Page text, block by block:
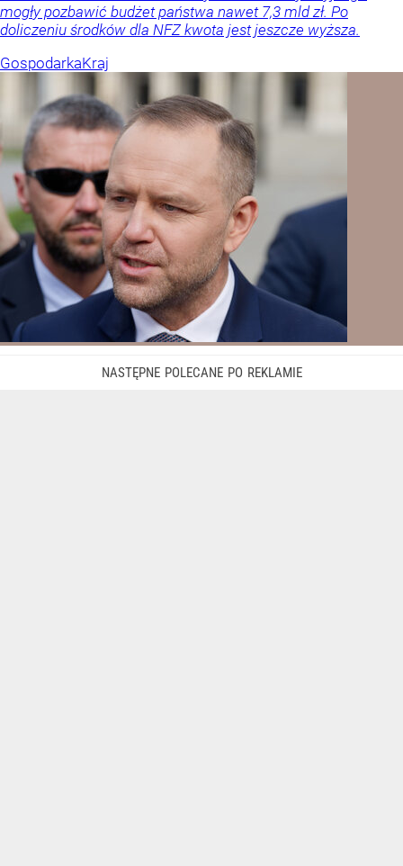
mogły pozbawić budżet państwa nawet 7,3 mld zł. Po
doliczeniu środków dla NFZ kwota jest jeszcze wyższa.
GospodarkaKraj